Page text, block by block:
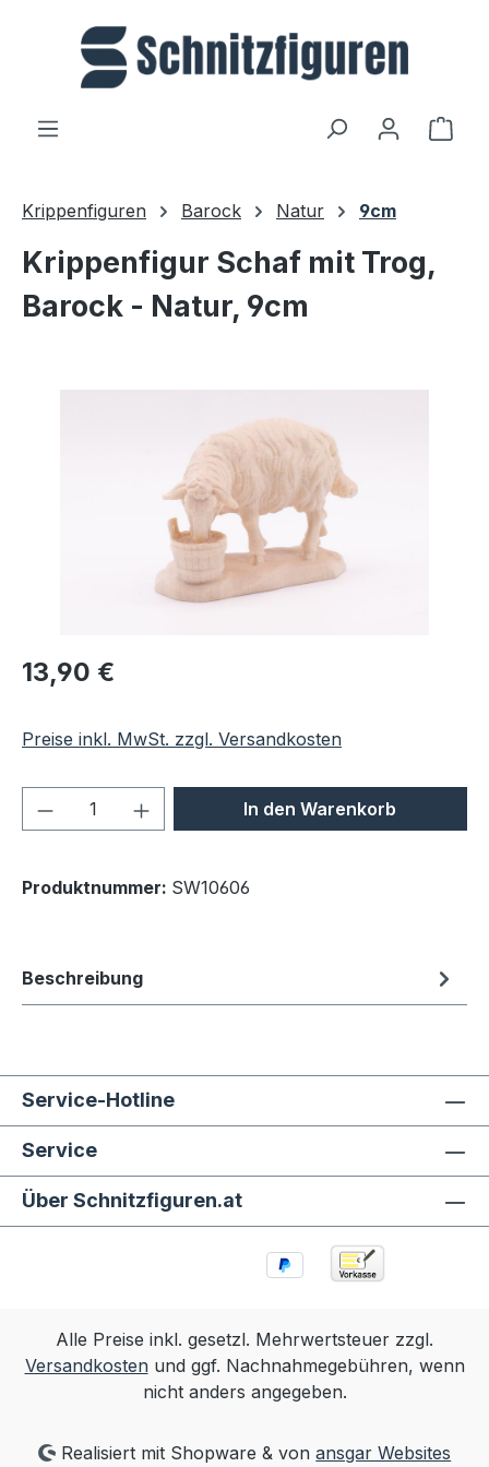
Zum Hauptinhalt springen
Krippenfiguren Barock Natur 9cm
Krippenfigur Schaf mit Trog,
Barock - Natur, 9cm
Regulärer Preis:
13,90 €
Preise inkl. MwSt. zzgl. Versandkosten
Produkt Anzahl: Gib denIn den Warenkorb
Produktnummer: SW10606
Beschreibung
Service-Hotline
Service
Über Schnitzfiguren.at
Alle Preise inkl. gesetzl. Mehrwertsteuer zzgl.
Versandkostenund ggf. Nachnahmegebühren, wenn
nicht anders angegeben.
Realisiert mit Shopware & vonansgar Websites